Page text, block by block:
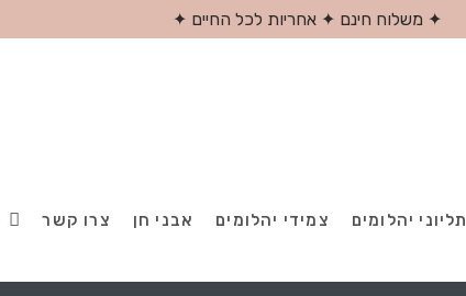
✦ משלוח חינם ✦ אחריות לכל החיים ✦
תליוני יהלומים צמידי יהלומים אבני חן צרו קשר